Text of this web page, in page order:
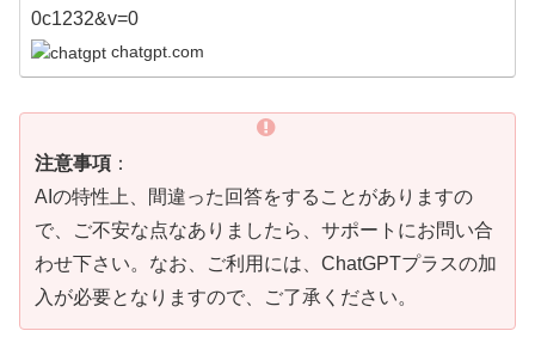
chatgpt.com
注意事項 ：
AIの特性上、間違った回答をすることがありますの
で、ご不安な点なありましたら、サポートにお問い合
わせ下さい。なお、ご利用には、ChatGPTプラスの加
入が必要となりますので、ご了承ください。